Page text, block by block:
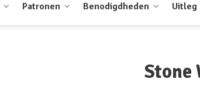
Patronen Benodigdheden Uitleg
Stone